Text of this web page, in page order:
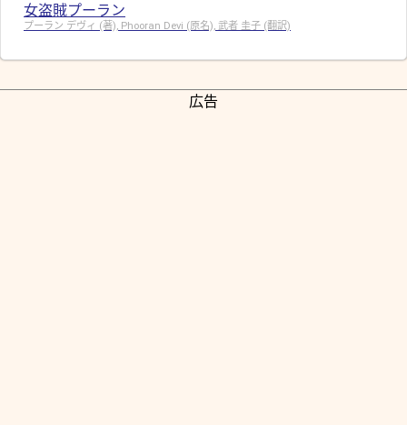
女盗賊プーラン
プーラン デヴィ (著), Phooran Devi (原名), 武者 圭子 (翻訳)
広告